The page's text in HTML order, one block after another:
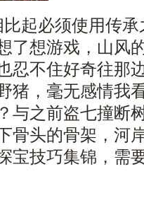
起必须使用传
了想游戏，山风
忍不住好奇往那
猪，毫无感情我
与之前盗七撞断
骨头的骨架，河
宝技巧集锦，需